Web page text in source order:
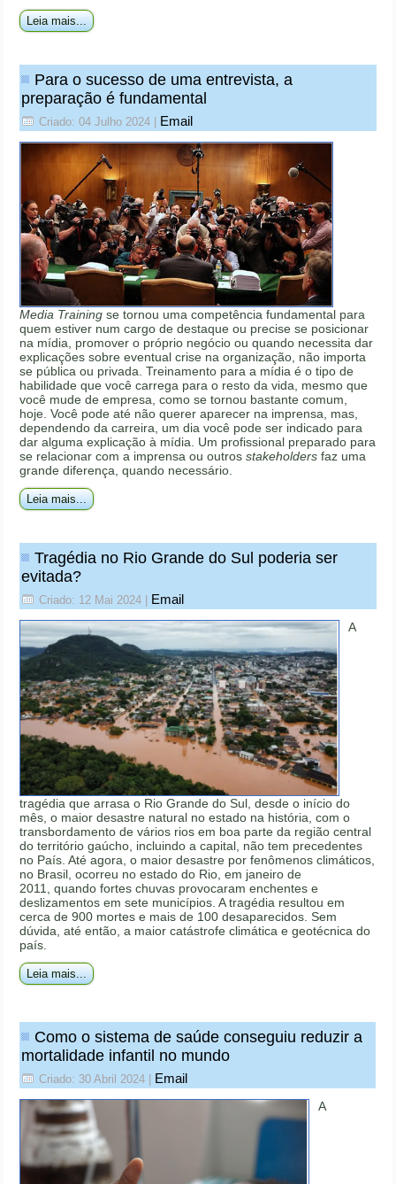
Leia mais...
Para o sucesso de uma entrevista, a
preparação é fundamental
Criado: 04 Julho 2024 Email
Media Training se tornou uma competência fundamental para
quem estiver num cargo de destaque ou precise se posicionar
na mídia, promover o próprio negócio ou quando necessita dar
explicações sobre eventual crise na organização, não importa
se pública ou privada. Treinamento para a mídia é o tipo de
habilidade que você carrega para o resto da vida, mesmo que
você mude de empresa, como se tornou bastante comum,
hoje. Você pode até não querer aparecer na imprensa, mas,
dependendo da carreira, um dia você pode ser indicado para
dar alguma explicação à mídia. Um profissional preparado para
se relacionar com a imprensa ou outrosstakeholders faz uma
grande diferença, quando necessário.
Leia mais...
Tragédia no Rio Grande do Sul poderia ser
evitada?
Criado: 12 Mai 2024 Email
A
tragédia que arrasa o Rio Grande do Sul, desde o início do
mês, o maior desastre natural no estado na história, com o
transbordamento de vários rios em boa parte da região central
do território gaúcho, incluindo a capital, não tem precedentes
no País. Até agora, o maior desastre por fenômenos climáticos,
no Brasil, ocorreu no estado do Rio, em janeiro de
2011, quando fortes chuvas provocaram enchentes e
deslizamentos em sete municípios. A tragédia resultou em
cerca de 900 mortes e mais de 100 desaparecidos. Sem
dúvida, até então, a maior catástrofe climática e geotécnica do
país.
Leia mais...
Como o sistema de saúde conseguiu reduzir a
mortalidade infantil no mundo
Criado: 30 Abril 2024 Email
A